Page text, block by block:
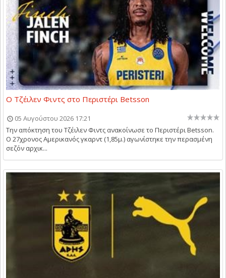
Ο Τζέιλεν Φιντς στο Περιστέρι Betsson
05 Αυγούστου 2026 17:21
Την απόκτηση του Τζέιλεν Φιντς ανακοίνωσε το Περιστέρι Betsson.
Ο 27χρονος Αμερικανός γκαρντ (1,85μ.) αγωνίστηκε την περασμένη
σεζόν αρχικ...